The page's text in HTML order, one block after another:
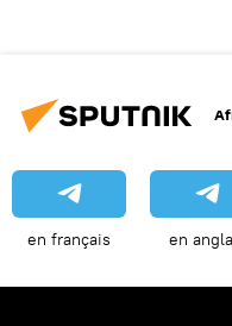
en français en